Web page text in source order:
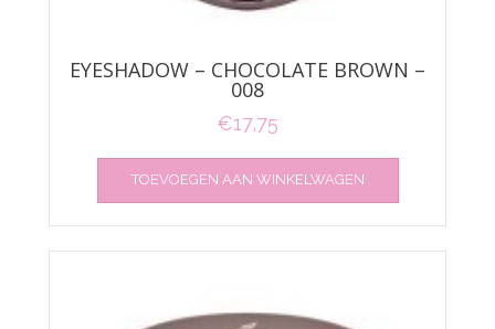
EYESHADOW – CHOCOLATE BROWN –
008
€17,75
TOEVOEGEN AAN WINKELWAGEN